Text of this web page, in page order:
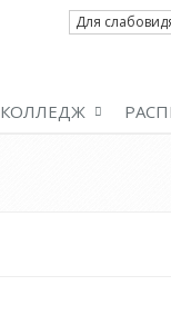
Для
КОЛЛЕДЖ